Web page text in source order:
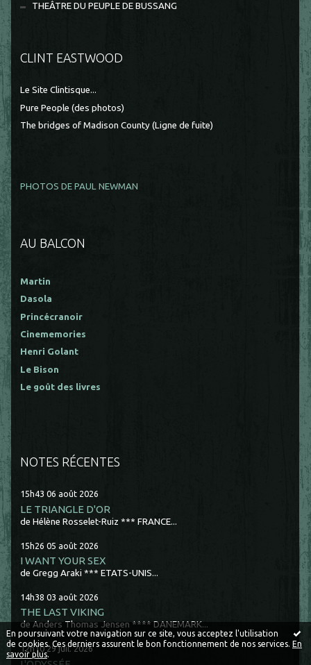
En poursuivant votre navigation sur ce site, vous acceptez l'utilisation
de cookies. Ces derniers assurent le bon fonctionnement de nos services. En
savoir plus.
THEÂTRE DU PEUPLE DE BUSSANG
CLINT EASTWOOD
Le Site Clintisque...
Pure People (des photos)
The bridges of Madison County (Ligne de fuite)
PHOTOS DE PAUL NEWMAN
AU BALCON
Martin
Dasola
Princécranoir
Cinememories
Henri Golant
Le Bison
Le goût des livres
NOTES RÉCENTES
15h43 06 août 2026
LE TRIANGLE D'OR
de Hélène Rosselet-Ruiz *** FRANCE...
15h26 05 août 2026
I WANT YOUR SEX
de Gregg Araki *** ETATS-UNIS...
14h38 03 août 2026
THE LAST VIKING
de Anders Thomas Jensen **** DANEMARK...
12h10 29 juil. 2026